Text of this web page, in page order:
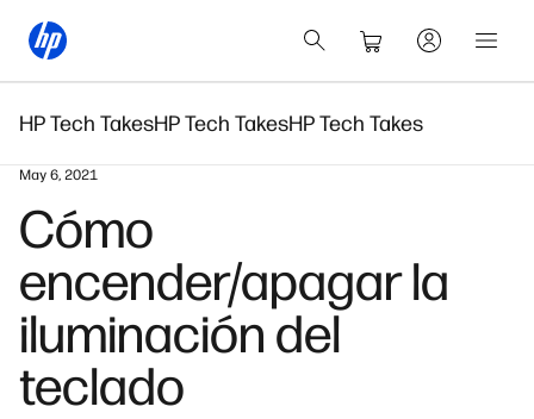
HP Tech TakesHP Tech TakesHP Tech Takes
May 6, 2021
Cómo
encender/apagar la
iluminación del
teclado